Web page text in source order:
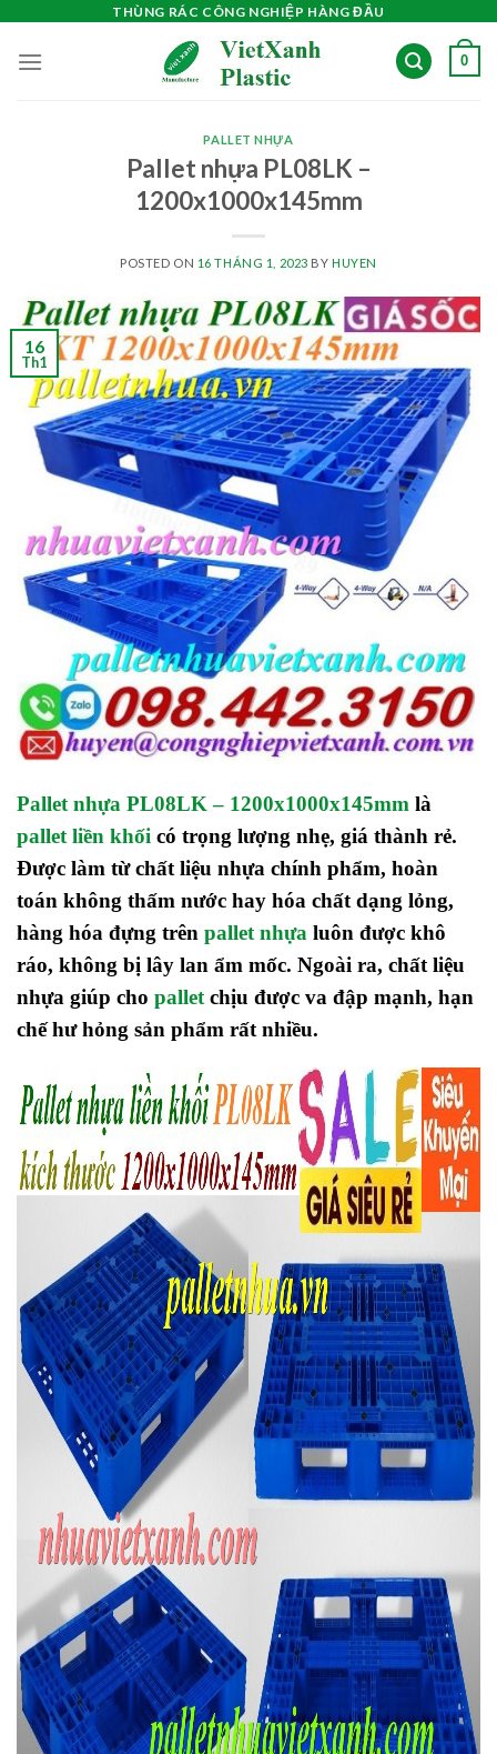
content
THÙNG RÁC CÔNG NGHIỆP HÀNG ĐẦU
0
PALLET NHỰA
Pallet nhựa PL08LK –
1200x1000x145mm
POSTED ON 16 THÁNG 1, 2023 BY HUYEN
16
Th1
Pallet nhựa PL08LK – 1200x1000x145mm là
pallet liền khối có trọng lượng nhẹ, giá thành rẻ.
Được làm từ chất liệu nhựa chính phẩm, hoàn
toán không thấm nước hay hóa chất dạng lỏng,
hàng hóa đựng trên pallet nhựa luôn được khô
ráo, không bị lây lan ẩm mốc. Ngoài ra, chất liệu
nhựa giúp cho pallet chịu được va đập mạnh, hạn
chế hư hỏng sản phẩm rất nhiều.